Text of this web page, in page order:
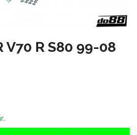
V70 R S80 99-08